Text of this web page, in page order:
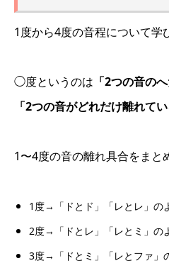
1度から4度の音程について学
◯度というのは 「2つの音の
「2つの音がどれだけ離れてい
1〜4度の音の離れ具合をまと
1度→「ドとド」「レとレ」の
2度→「ドとレ」「レとミ」の
3度→「ドとミ」「レとファ」